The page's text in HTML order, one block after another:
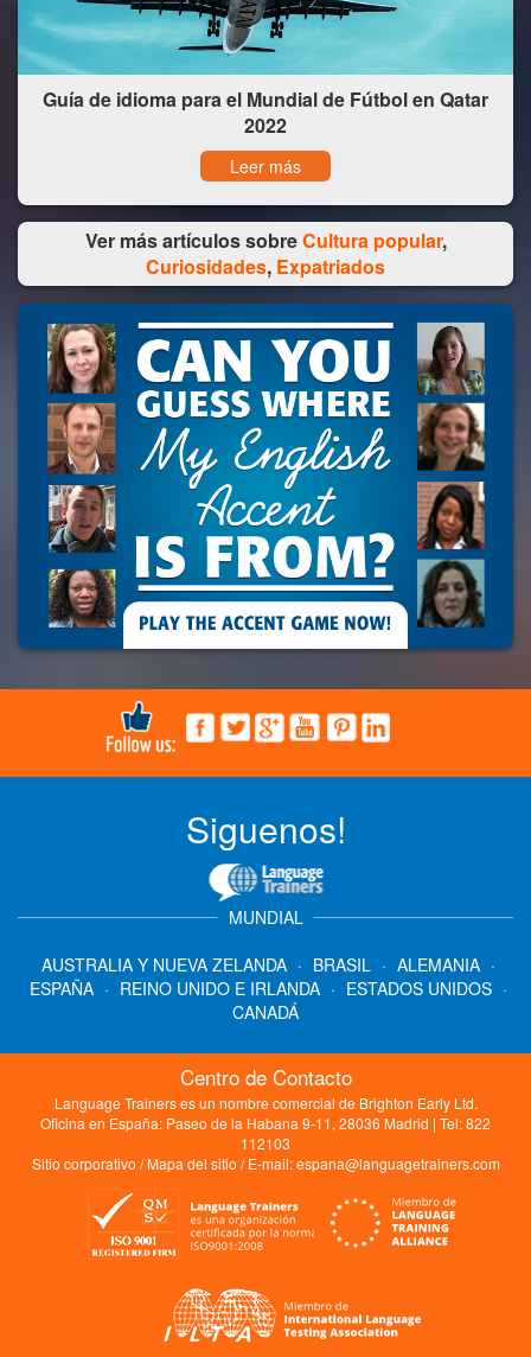
Guía de idioma para el Mundial de Fútbol en Qatar
2022
Leer más
Ver más artículos sobreCultura popular,
Curiosidades, Expatriados
Siguenos!
MUNDIAL
AUSTRALIA Y NUEVA ZELANDA · BRASIL · ALEMANIA ·
ESPAÑA · REINO UNIDO E IRLANDA · ESTADOS UNIDOS ·
CANADÁ
Centro de Contacto
Language Trainers es un nombre comercial de Brighton Early Ltd.
Oficina en España: Paseo de la Habana 9-11, 28036 Madrid | Tel: 822
112103
Sitio corporativo /Mapa del sitio / E-mail:espana@languagetrainers.com